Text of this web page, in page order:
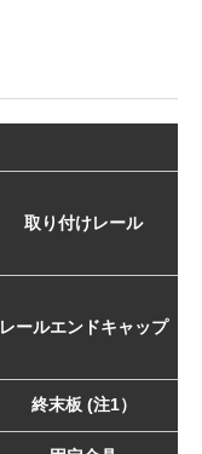
取り付けレール
レールエンドキャップ
終末板 (注1）